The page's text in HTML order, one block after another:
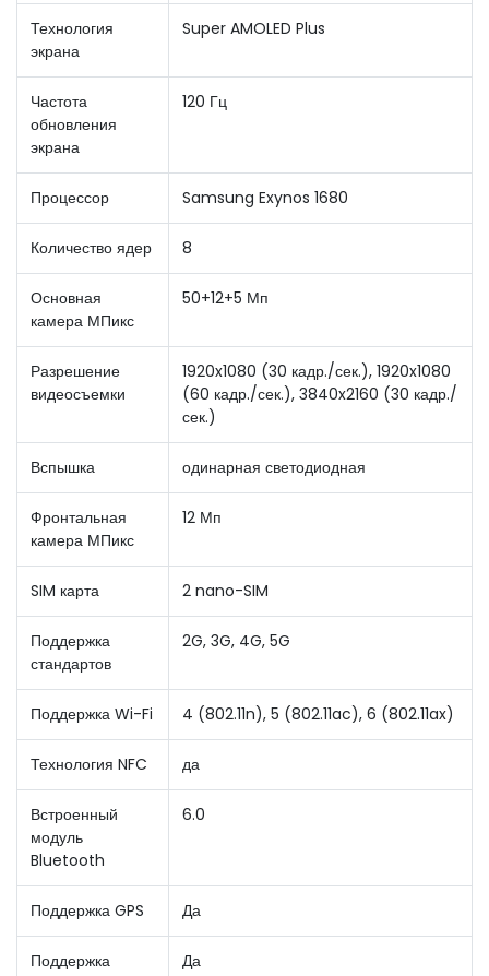
Технология
экрана
Super AMOLED Plus
Частота
обновления
экрана
120 Гц
Процессор Samsung Exynos 1680
Количество ядер 8
Основная
камера МПикс
50+12+5 Мп
Разрешение
видеосъемки
1920x1080 (30 кадр./сек.), 1920x1080
(60 кадр./сек.), 3840x2160 (30 кадр./
сек.)
Вспышка одинарная светодиодная
Фронтальная
камера МПикс
12 Мп
SIM карта 2 nano-SIM
Поддержка
стандартов
2G, 3G, 4G, 5G
Поддержка Wi-Fi 4 (802.11n), 5 (802.11ac), 6 (802.11ax)
Технология NFC да
Встроенный
модуль
Bluetooth
6.0
Поддержка GPS Да
Поддержка
Да